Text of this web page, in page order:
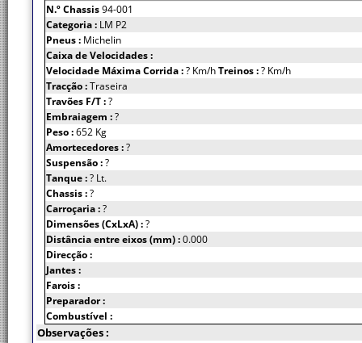
N.º Chassis94-001
Categoria : LM P2
Pneus : Michelin
Caixa de Velocidades :
Velocidade Máxima Corrida :? Km/hTreinos :? Km/h
Tracção :Traseira
Travões F/T :?
Embraiagem :?
Peso :652 Kg
Amortecedores :?
Suspensão :?
Tanque :? Lt.
Chassis :?
Carroçaria :?
Dimensões (CxLxA) :?
Distância entre eixos (mm) :0.000
Direcção :
Jantes :
Farois :
Preparador :
Combustível :
Observações :